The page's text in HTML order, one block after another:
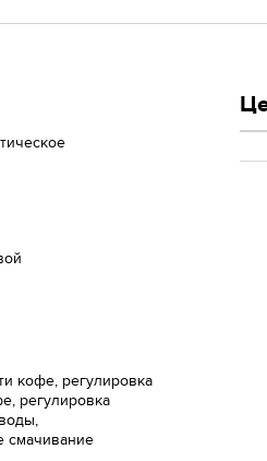
кофе, регулировка
регулировка
смачивание